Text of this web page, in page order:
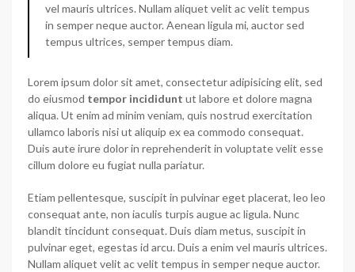
vel mauris ultrices. Nullam aliquet velit ac velit tempus
in semper neque auctor. Aenean ligula mi, auctor sed
tempus ultrices, semper tempus diam.
Lorem ipsum dolor sit amet, consectetur adipisicing elit, sed
do eiusmod tempor incididunt ut labore et dolore magna
aliqua. Ut enim ad minim veniam, quis nostrud exercitation
ullamco laboris nisi ut aliquip ex ea commodo consequat.
Duis aute irure dolor in reprehenderit in voluptate velit esse
cillum dolore eu fugiat nulla pariatur.
Etiam pellentesque, suscipit in pulvinar eget placerat, leo leo
consequat ante, non iaculis turpis augue ac ligula. Nunc
blandit tincidunt consequat. Duis diam metus, suscipit in
pulvinar eget, egestas id arcu. Duis a enim vel mauris ultrices.
Nullam aliquet velit ac velit tempus in semper neque auctor.